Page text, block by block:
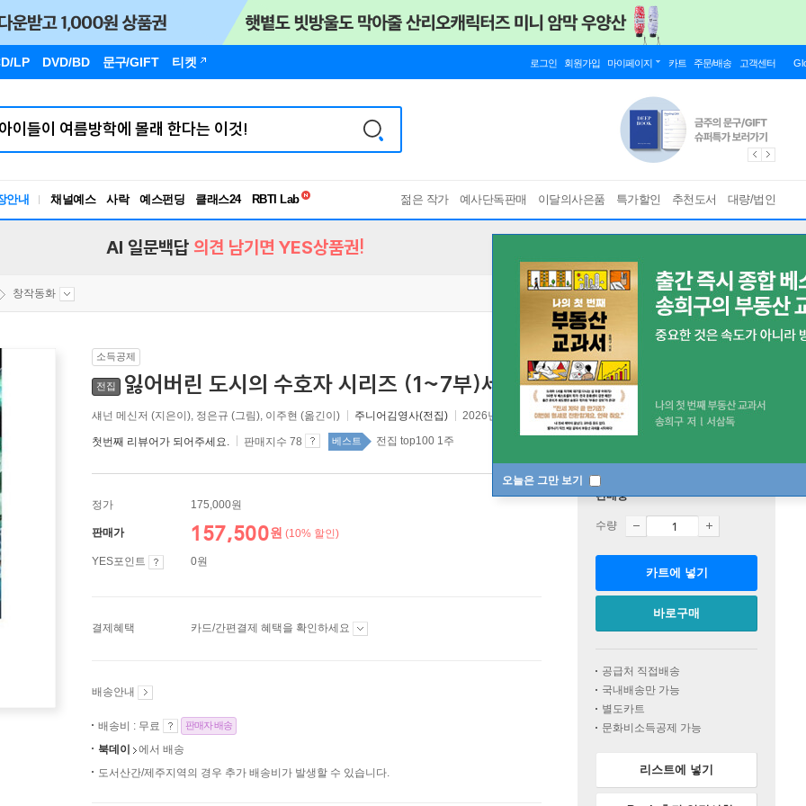
LP DVD/BD 문구/GIFT 티켓 로그인 회원가입 마이페이지 카트 주문/배송 고객센터
안내 채널예스 사락 예스펀딩 클래스24
RBTI Lab
독서유형검사
젊은 작가 예사단독판매 이달의사은품 특가할인 추천도서 대량/법인
오늘은 그만 보기
AI 일문백답 의견 남기면 YES상품권!
창작동화
소득공제
전집 잃어버린 도시의 수호자 시리즈 (1~7부)세트-전14권 [ 사은품 고양이볼펜 증정, 반양장 ]
섀넌 메신저 (지은이), 정은규 (그림), 이주현 (옮긴이) 주니어김영사(전집) 2026년 01월 07일
첫번째 리뷰어가 되어주세요. 판매지수 78 베스트 전집 top100 1주
정가 175,000원
판매가 157,500원 (10% 할인)
YES포인트 0원
결제혜택 카드/간편결제 혜택을 확인하세요
배송안내
배송비 : 무료 판매자 배송
북데이
에서 배송
도서산간/제주지역의 경우 추가 배송비가 발생할 수 있습니다.
판매중
수량
카트에 넣기
바로구매
공급처 직접배송
국내배송만 가능
별도카트
문화비소득공제 가능
리스트에 넣기